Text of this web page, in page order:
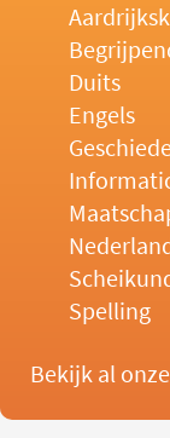
Duits
Engels
Spelling
Bekijk al